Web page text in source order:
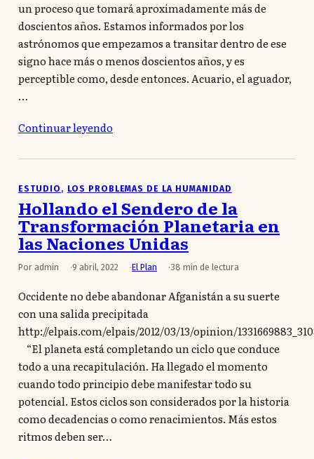
un proceso que tomará aproximadamente más de
doscientos años. Estamos informados por los
astrónomos que empezamos a transitar dentro de ese
signo hace más o menos doscientos años, y es
perceptible como, desde entonces. Acuario, el aguador,
…
Continuar leyendo
ESTUDIO , LOS PROBLEMAS DE LA HUMANIDAD
Hollando el Sendero de la
Transformación Planetaria en
las Naciones Unidas
Por admin 9 abril, 2022 El Plan 38 min de lectura
Occidente no debe abandonar Afganistán a su suerte
con una salida precipitada
http://elpais.com/elpais/2012/03/13/opinion/
“El planeta está completando un ciclo que conduce
todo a una recapitulación. Ha llegado el momento
cuando todo principio debe manifestar todo su
potencial. Estos ciclos son considerados por la historia
como decadencias o como renacimientos. Más estos
ritmos deben ser…